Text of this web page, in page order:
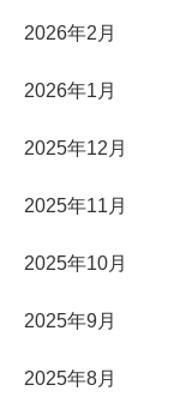
2026年2月
2026年1月
2025年12月
2025年11月
2025年10月
2025年9月
2025年8月